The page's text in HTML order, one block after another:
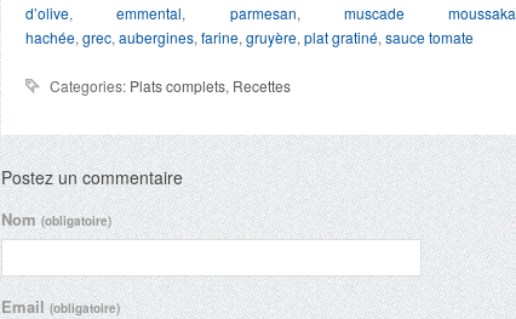
d’olive,emmental, parmesan, muscade moussaka
hachée, grec, aubergines, farine, gruyère, plat gratiné, sauce tomate
Categories: Plats complets, Recettes
Postez un commentaire
Nom(obligatoire)
Email(obligatoire)